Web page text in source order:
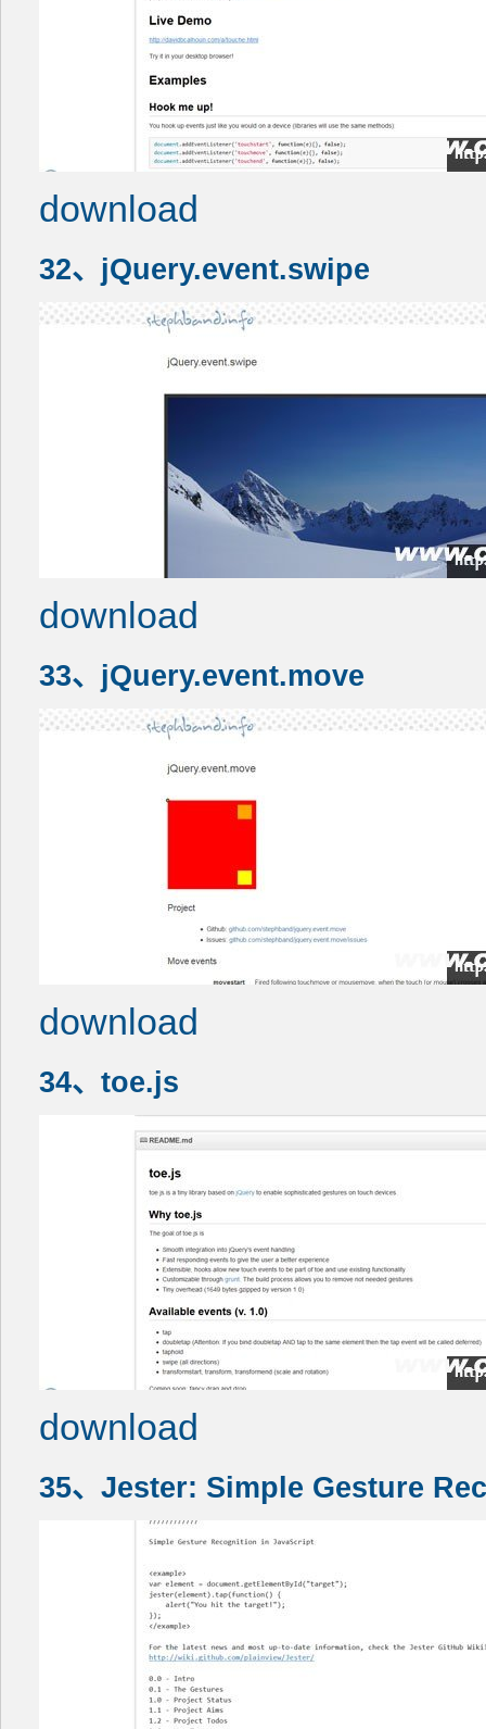
download
32、jQuery.event.swipe
download
33、jQuery.event.move
download
34、toe.js
download
35、Jester: Simple Gesture